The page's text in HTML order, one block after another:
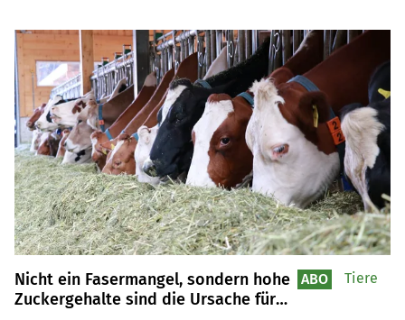
Schweizerischen Zuckerrübenfachstelle alle
Phenmedipham-EC-Solo-Herbizidmittel. Bei der
Blattlausbekämpfung kann im Rübenjahr 2026 auf
Acetamiprid zurückgegriffen werden.
Nicht ein Fasermangel, sondern hohe
Zuckergehalte sind die Ursache für
ABO Tiere